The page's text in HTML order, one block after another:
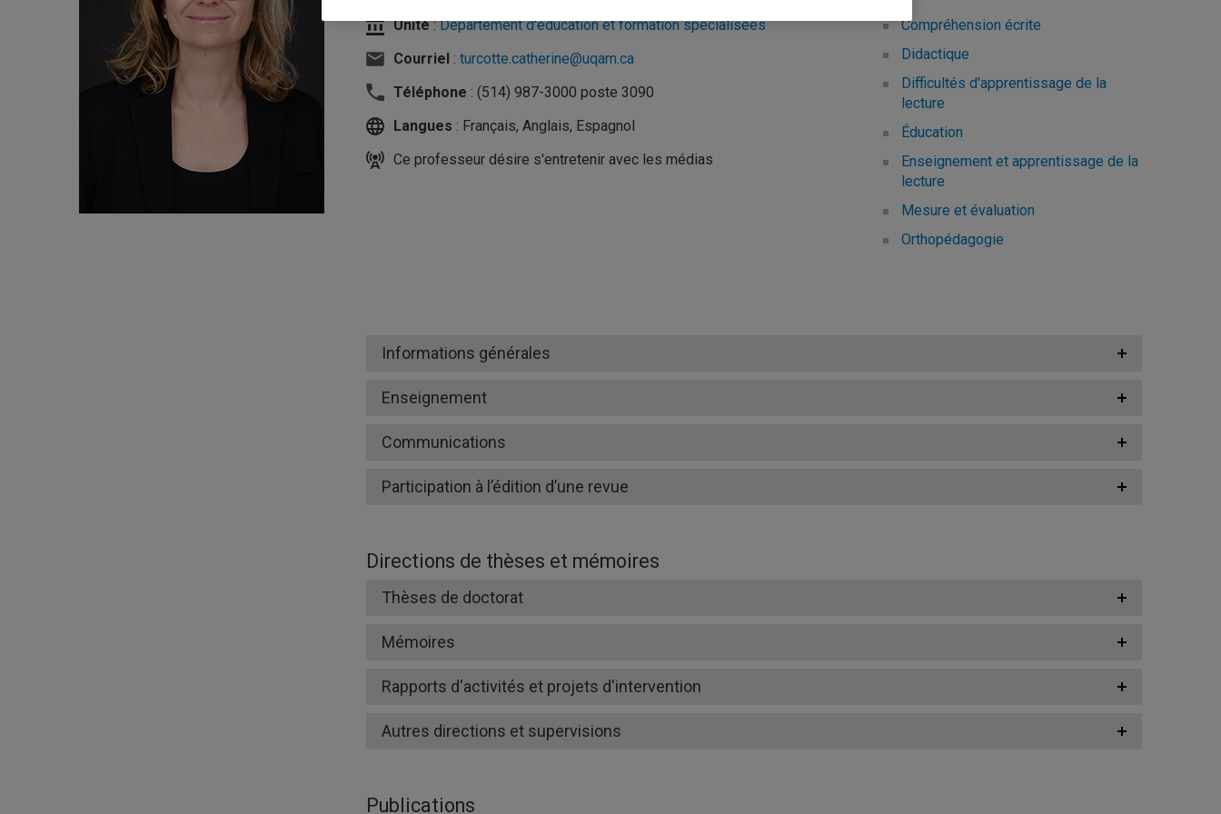
Unité:Département d'éducation et formation spécialisées
Courriel: turcotte.catherine@uqam.ca
Téléphone : (514) 987-3000 poste 3090
Langues : Français, Anglais, Espagnol
Ce professeur désire s'entretenir avec les médias
Compréhension écrite
Didactique
Difficultés d'apprentissage de la
lecture
Éducation
Enseignement et apprentissage de la
lecture
Mesure et évaluation
Orthopédagogie
Informations générales
Enseignement
Communications
Participation à l’édition d’une revue
Directions de thèses et mémoires
Thèses de doctorat
Mémoires
Rapports d'activités et projets d'intervention
Autres directions et supervisions
Publications